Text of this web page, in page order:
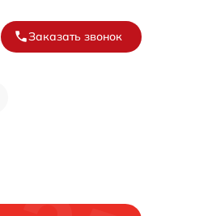
Заказать звонок